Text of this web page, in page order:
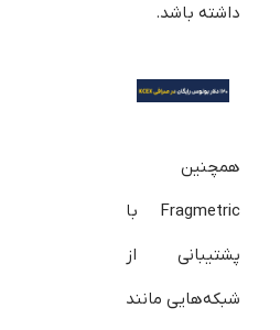
داشته باشد.
همچنین
Fragmetric با
پشتیبانی از
شبکه‌هایی مانند